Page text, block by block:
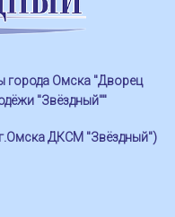
города Омска "Дворец
"Звёздный""
ДКСМ "Звёздный")